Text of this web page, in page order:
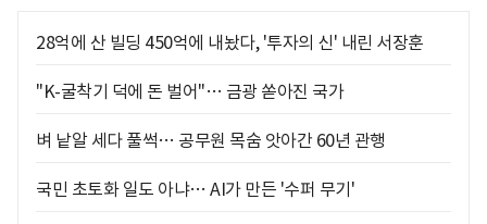
28억에 산 빌딩 450억에 내놨다, '투자의 신' 내린 서장훈
"K-굴착기 덕에 돈 벌어"… 금광 쏟아진 국가
벼 낱알 세다 풀썩… 공무원 목숨 앗아간 60년 관행
국민 초토화 일도 아냐… AI가 만든 '수퍼 무기'